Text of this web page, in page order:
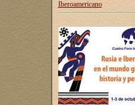
Iberoamericano